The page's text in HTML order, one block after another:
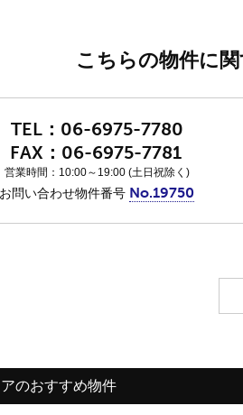
こちらの物件に関
06-6975-7780
06-6975-7781
営業時間：10:00～19:00 (土日祝除く)
お問い合わせ物件番号 No.19750
のおすすめ物件